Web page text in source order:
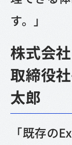
す。」
株式会
取締役
太郎
「既存の